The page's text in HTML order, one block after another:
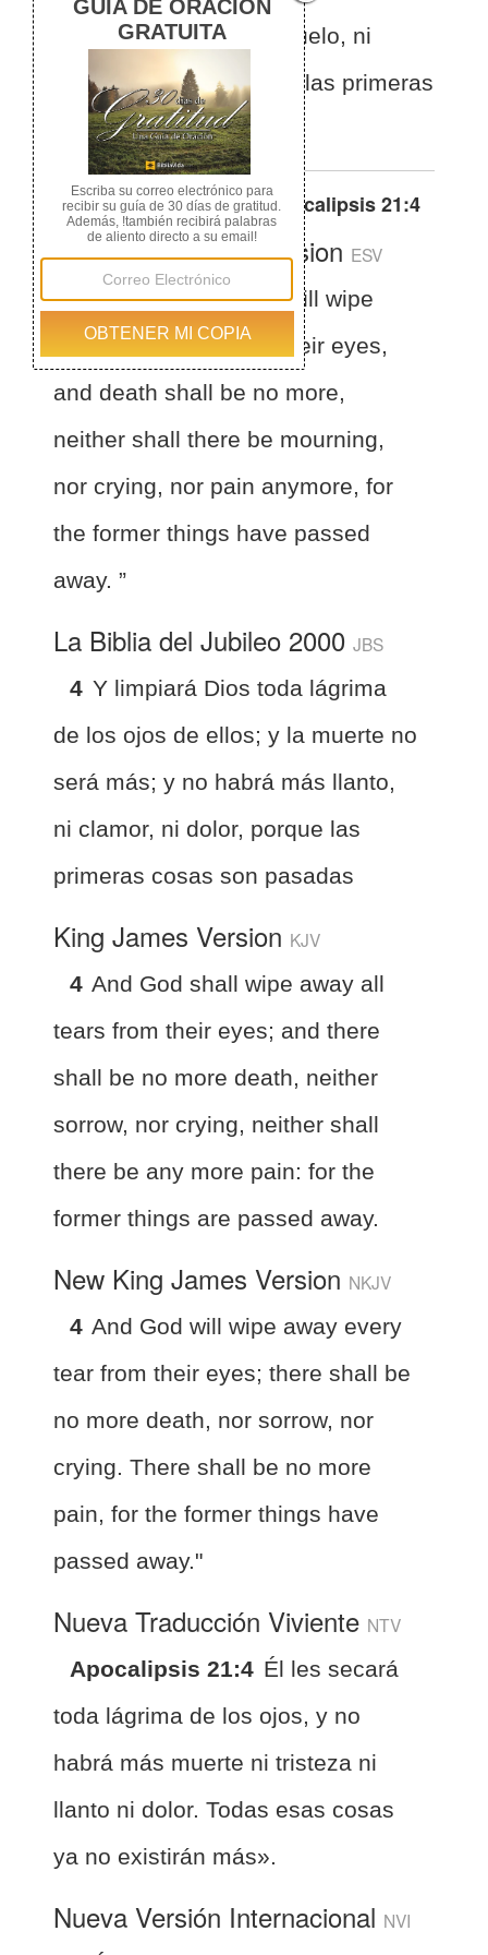
muerte, ni habrá más duelo, ni
clamor, ni dolor, porque las primeras
cosas han pasado.
Otras traducciones deApocalipsis 21:4
English Standard Version ESV
Revelation 21:4 He will wipe
away every tear from their eyes,
and death shall be no more,
neither shall there be mourning,
nor crying, nor pain anymore, for
the former things have passed
away. ”
La Biblia del Jubileo 2000 JBS
4 Y limpiará Dios toda lágrima
de los ojos de ellos; y la muerte no
será más; y no habrá más llanto,
ni clamor, ni dolor, porque las
primeras cosas son pasadas
King James Version KJV
4 And God shall wipe away all
tears from their eyes; and there
shall be no more death, neither
sorrow, nor crying, neither shall
there be any more pain: for the
former things are passed away.
New King James Version NKJV
4 And God will wipe away every
tear from their eyes; there shall be
no more death, nor sorrow, nor
crying. There shall be no more
pain, for the former things have
passed away."
Nueva Traducción Viviente NTV
Apocalipsis 21:4 Él les secará
toda lágrima de los ojos, y no
habrá más muerte ni tristeza ni
llanto ni dolor. Todas esas cosas
ya no existirán más».
Nueva Versión Internacional NVI